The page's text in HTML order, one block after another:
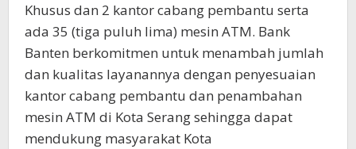
Khusus dan 2 kantor cabang pembantu serta
ada 35 (tiga puluh lima) mesin ATM. Bank
Banten berkomitmen untuk menambah jumlah
dan kualitas layanannya dengan penyesuaian
kantor cabang pembantu dan penambahan
mesin ATM di Kota Serang sehingga dapat
mendukung masyarakat Kota